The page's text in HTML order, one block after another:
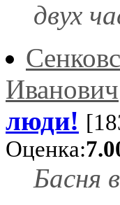
двух
Иванович
люди!
Оценка:
Басня